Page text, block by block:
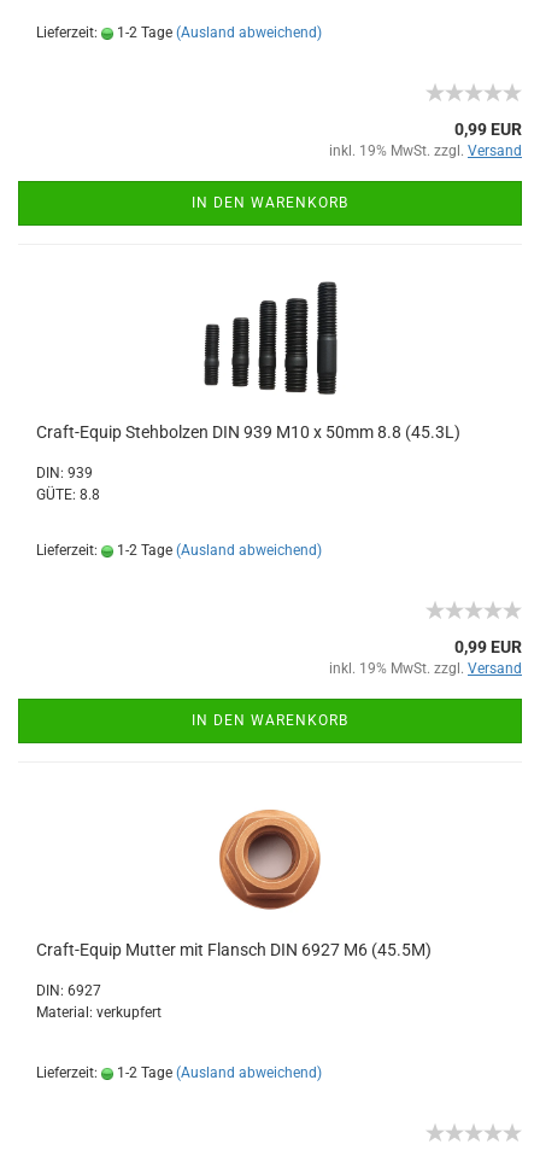
Lieferzeit: 1-2 Tage (Ausland abweichend)
0,99 EUR
inkl. 19% MwSt. zzgl. Versand
IN DEN WARENKORB
Craft-Equip Stehbolzen DIN 939 M10 x 50mm 8.8 (45.3L)
DIN: 939
GÜTE: 8.8
Lieferzeit: 1-2 Tage (Ausland abweichend)
0,99 EUR
inkl. 19% MwSt. zzgl. Versand
IN DEN WARENKORB
Craft-Equip Mutter mit Flansch DIN 6927 M6 (45.5M)
DIN: 6927
Material: verkupfert
Lieferzeit: 1-2 Tage (Ausland abweichend)